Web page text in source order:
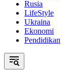
Rusia
LifeStyle
Ukraina
Ekonomi
Pendidikan